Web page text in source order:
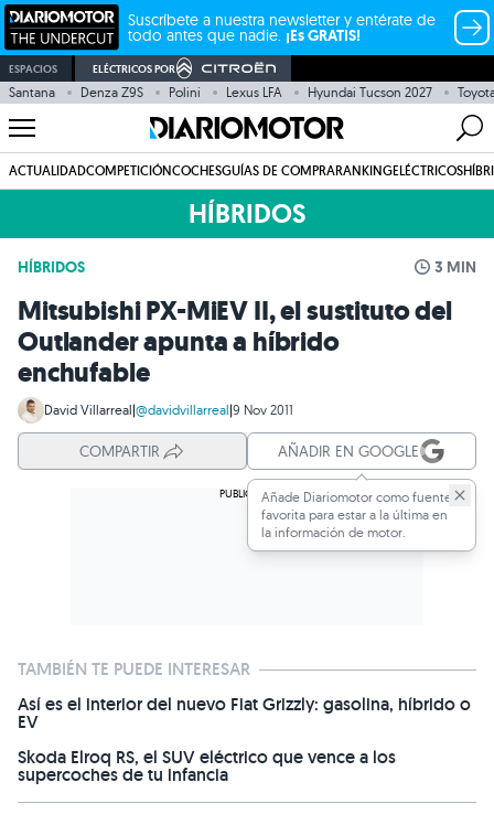
Suscríbete a nuestra newsletter y entérate de
todo antes que nadie. ¡Es GRATIS!
ESPACIOS ELÉCTRICOS POR
Santana Denza Z9S Polini Lexus LFA Hyundai Tucson 2027
ACTUALIDADCOMPETICIÓNCOCHESGUÍAS DE COMPRARANKINGELÉCTRICOS
HÍBRIDOS
HÍBRIDOS 3 MIN
Mitsubishi PX-MiEV II, el sustituto del
Outlander apunta a híbrido
enchufable
David Villarreal|@davidvillarreal|9 Nov 2011
COMPARTIR AÑADIR EN GOOGLE
Añade Diariomotor como fuente
favorita para estar a la última en
la información de motor.
TAMBIÉN TE PUEDE INTERESAR
Así es el interior del nuevo Fiat Grizzly: gasolina, híbrido o
EV
Skoda Elroq RS, el SUV eléctrico que vence a los
supercoches de tu infancia